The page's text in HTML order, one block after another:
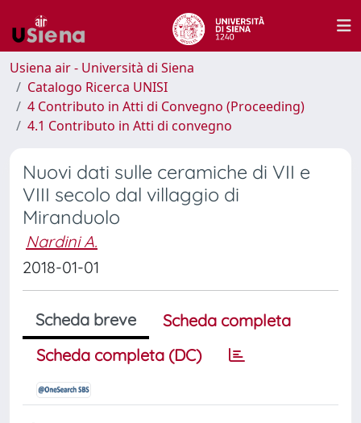
Usiena air - Università di Siena
Catalogo Ricerca UNISI
4 Contributo in Atti di Convegno (Proceeding)
4.1 Contributo in Atti di convegno
Nuovi dati sulle ceramiche di VII e
VIII secolo dal villaggio di
Miranduolo
Nardini A.
2018-01-01
Scheda breve
Scheda completa
Scheda completa (DC)